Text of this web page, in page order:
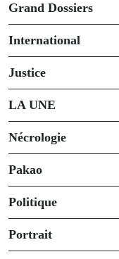
Grand Dossiers
International
Justice
LA UNE
Nécrologie
Pakao
Politique
Portrait